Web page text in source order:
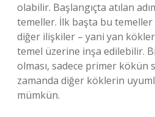
olabilir. Başlangıçta atılan
temeller. İlk başta bu temeller
diğer ilişkiler – yani yan
temel üzerine inşa edilebilir.
olması, sadece primer kökün
zamanda diğer köklerin
mümkün.